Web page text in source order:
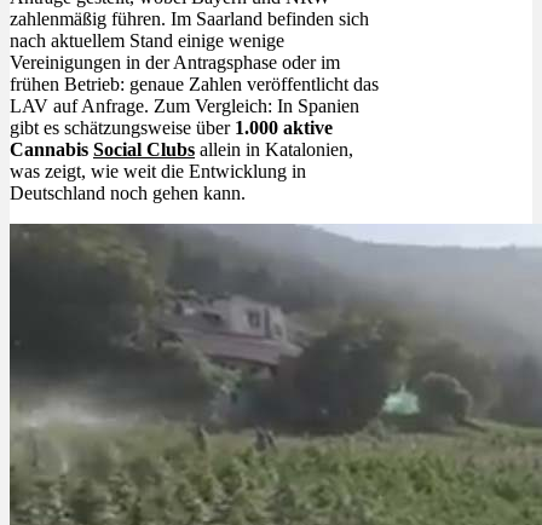
zahlenmäßig führen. Im Saarland befinden sich
nach aktuellem Stand einige wenige
Vereinigungen in der Antragsphase oder im
frühen Betrieb: genaue Zahlen veröffentlicht das
LAV auf Anfrage. Zum Vergleich: In Spanien
gibt es schätzungsweise über 1.000 aktive
Cannabis Social Clubs allein in Katalonien,
was zeigt, wie weit die Entwicklung in
Deutschland noch gehen kann.